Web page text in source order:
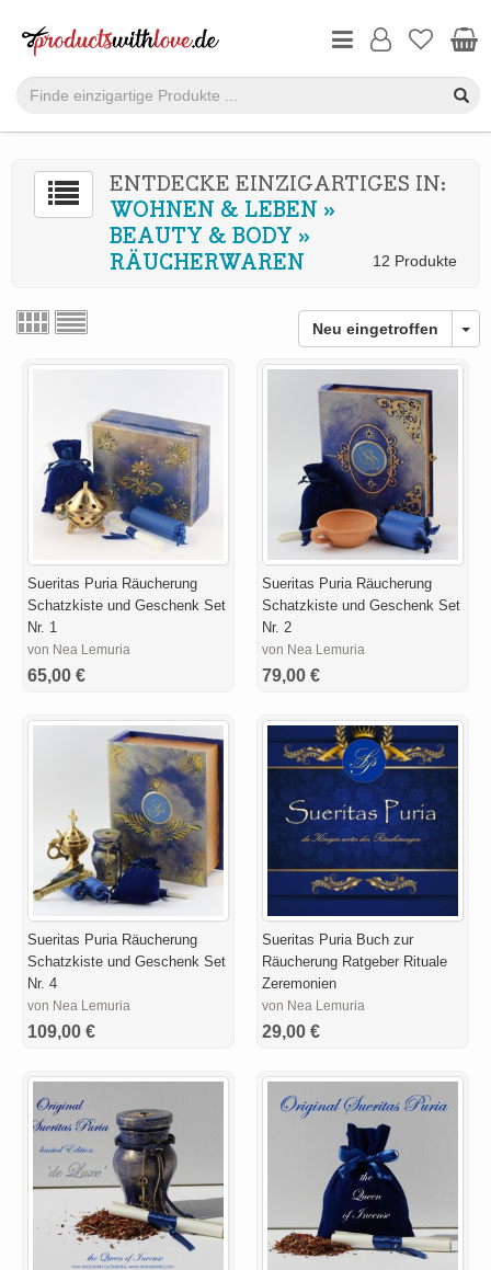
ENTDECKE EINZIGARTIGES IN:
WOHNEN & LEBEN »
BEAUTY & BODY »
RÄUCHERWAREN
12 Produkte
Neu eingetroffen
Sueritas Puria Räucherung
Schatzkiste und Geschenk Set
Nr. 1
von Nea Lemuria
65,00 €
Sueritas Puria Räucherung
Schatzkiste und Geschenk Set
Nr. 2
von Nea Lemuria
79,00 €
Sueritas Puria Räucherung
Schatzkiste und Geschenk Set
Nr. 4
von Nea Lemuria
109,00 €
Sueritas Puria Buch zur
Räucherung Ratgeber Rituale
Zeremonien
von Nea Lemuria
29,00 €